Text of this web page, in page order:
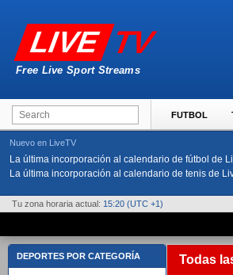
LIVE TV
Free Live Sport Streams
FUTBOL
Nuevo en LiveTV
La última incorporación al calendario de fútbol de
La última incorporación al calendario de tenis de
Tu zona horaria actual: 15:20 (UTC +1)
DEPORTES POR CATEGORÍA Todas